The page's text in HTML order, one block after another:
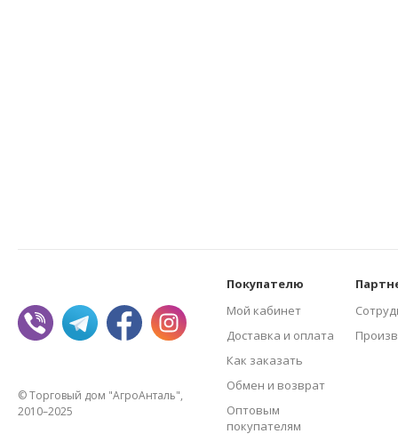
© Торговый дом "АгроАнталь",
2010–2025
Покупателю
Мой кабинет
Доставка и оплата
Как заказать
Обмен и возврат
Оптовым
покупателям